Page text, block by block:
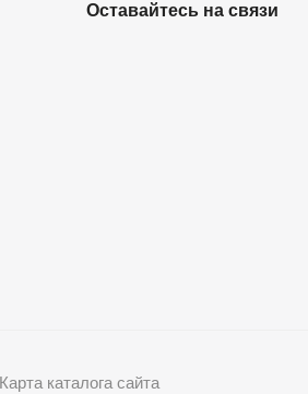
Оставайтесь на связи
Карта каталога сайта